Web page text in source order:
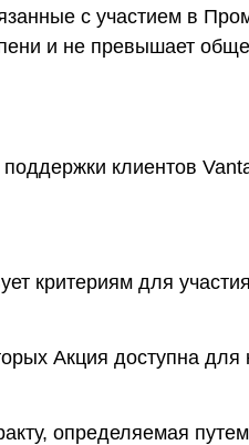
с участием в
и не превышает
клиентов
критериям для
Акция доступна для
определяемая